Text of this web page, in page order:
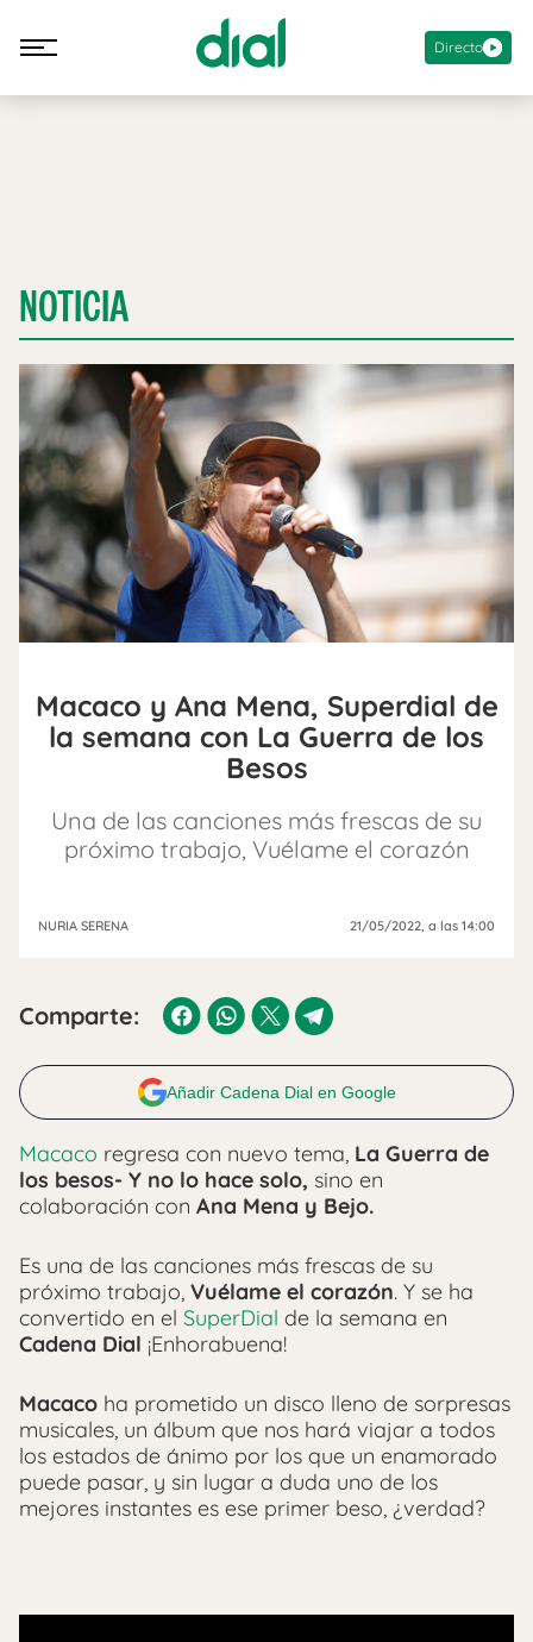
Directo
NOTICIA
Macaco y Ana Mena, Superdial de
la semana con La Guerra de los
Besos
Una de las canciones más frescas de su
próximo trabajo, Vuélame el corazón
NURIA SERENA 21/05/2022 , a las 14:00
Comparte:
Añadir Cadena Dial en Google
Macaco regresa con nuevo tema, La Guerra de
los besos- Y no lo hace solo, sino en
colaboración con Ana Mena y Bejo.
Es una de las canciones más frescas de su
próximo trabajo, Vuélame el corazón. Y se ha
convertido en el SuperDial de la semana en
Cadena Dial ¡Enhorabuena!
Macaco ha prometido un disco lleno de sorpresas
musicales, un álbum que nos hará viajar a todos
los estados de ánimo por los que un enamorado
puede pasar, y sin lugar a duda uno de los
mejores instantes es ese primer beso, ¿verdad?